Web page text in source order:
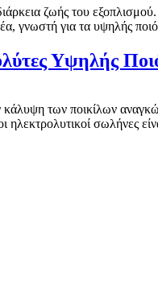
ζωής του εξοπλισμού.
γνωστή για τα υψηλής
Υψηλής
κάλυψη των ποικίλων
σωλήνες